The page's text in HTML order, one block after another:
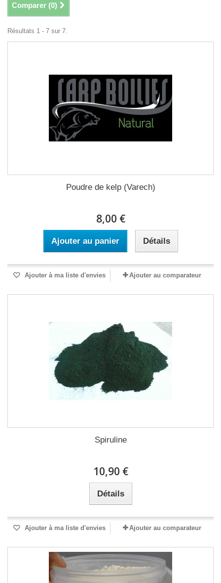
Comparer (0)
Résultats 1 - 7 sur 7.
Poudre de kelp (Varech)
8,00 €
Ajouter au panier Détails
Ajouter à ma liste d'envies Ajouter au comparateur
Spiruline
10,90 €
Détails
Ajouter à ma liste d'envies Ajouter au comparateur